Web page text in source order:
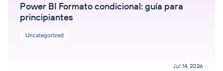
Power BI Formato condicional: guía para
principiantes
Uncategorized
Jul 14, 2026